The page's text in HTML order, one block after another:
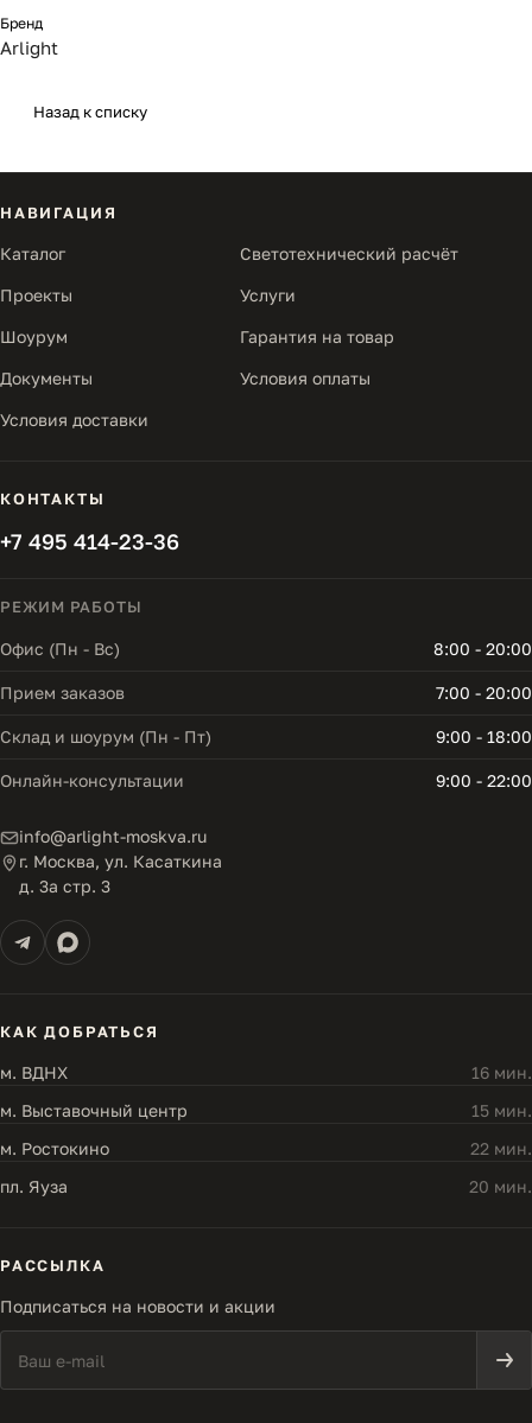
Бренд
Arlight
Назад к списку
НАВИГАЦИЯ
Каталог Светотехнический расчёт
Проекты Услуги
Шоурум Гарантия на товар
Документы Условия оплаты
Условия доставки
КОНТАКТЫ
+7 495 414-23-36
РЕЖИМ РАБОТЫ
Офис (Пн - Вс) 8:00 - 20:00
Прием заказов 7:00 - 20:00
Склад и шоурум (Пн - Пт) 9:00 - 18:00
Онлайн-консультации 9:00 - 22:00
info@arlight-moskva.ru
г. Москва, ул. Касаткина
д. 3а стр. 3
КАК ДОБРАТЬСЯ
м. ВДНХ
16 мин.
м. Выставочный центр
15 мин.
м. Ростокино
22 мин.
пл. Яуза
20 мин.
РАССЫЛКА
Подписаться на новости и акции